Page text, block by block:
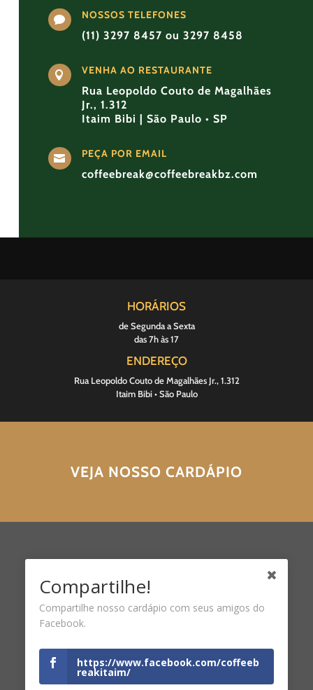
 NOSSOS TELEFONES
(11) 3297 8457 ou 3297 8458
 VENHA AO RESTAURANTE
Rua Leopoldo Couto de Magalhães
Jr., 1.312
Itaim Bibi | São Paulo • SP
 PEÇA POR EMAIL
coffeebreak@coffeebreakbz.com
HORÁRIOS
de Segunda a Sexta
das 7h às 17
ENDEREÇO
Rua Leopoldo Couto de Magalhães Jr., 1.312
Itaim Bibi • São Paulo
VEJA NOSSO CARDÁPIO
Compartilhe!
Compartilhe nosso cardápio com seus amigos do
Facebook.
https://www.facebook.com/coffeeb
reakitaim/